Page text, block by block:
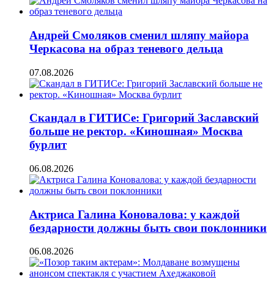
Андрей Смоляков сменил шляпу майора
Черкасова на образ теневого дельца
07.08.2026
Скандал в ГИТИСе: Григорий Заславский
больше не ректор. «Киношная» Москва
бурлит
06.08.2026
Актриса Галина Коновалова: у каждой
бездарности должны быть свои поклонники
06.08.2026